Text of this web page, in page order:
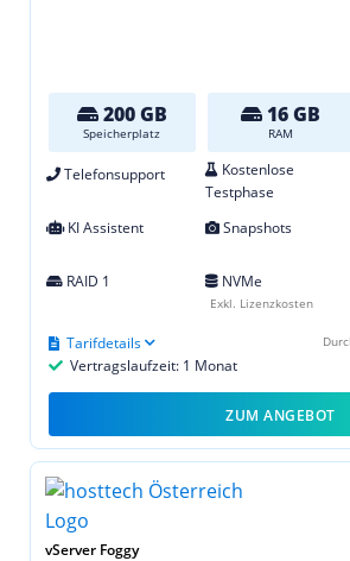
200 GB
Speicherplatz
16 GB
RAM
Telefonsupport
Kostenlose
Testphase
KI Assistent Snapshots
RAID 1
NVMe
Vertragslaufzeit: 1 Monat
Tarifdetails
Exkl. Lizenzkosten
ZUM ANGEBOT
vServer Foggy